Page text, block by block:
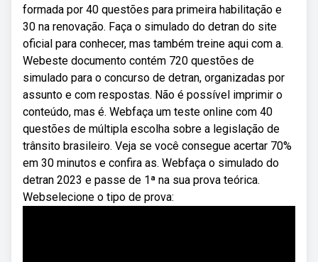
formada por 40 questões para primeira habilitação e
30 na renovação. Faça o simulado do detran do site
oficial para conhecer, mas também treine aqui com a.
Webeste documento contém 720 questões de
simulado para o concurso de detran, organizadas por
assunto e com respostas. Não é possível imprimir o
conteúdo, mas é. Webfaça um teste online com 40
questões de múltipla escolha sobre a legislação de
trânsito brasileiro. Veja se você consegue acertar 70%
em 30 minutos e confira as. Webfaça o simulado do
detran 2023 e passe de 1ª na sua prova teórica.
Webselecione o tipo de prova: